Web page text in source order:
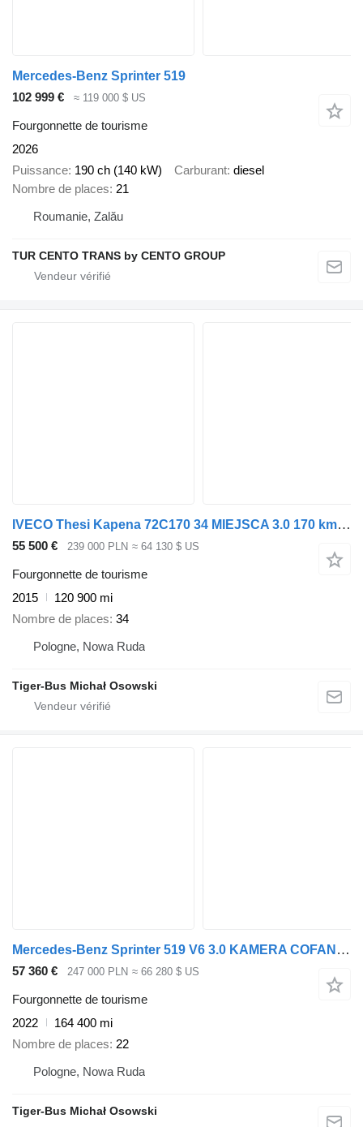
Mercedes-Benz Sprinter 519
102 999 €
≈ 119 000 $ US
Fourgonnette de tourisme
2026
Puissance 190 ch (140 kW) Carburant diesel
Nombre de places 21
Roumanie, Zalău
TUR CENTO TRANS by CENTO GROUP
IVECO Thesi Kapena 72C170 34 MIEJSCA 3.0 170 km €6
55 500 € 239 000 PLN ≈ 64 130 $ US
Fourgonnette de tourisme
2015
120 900 mi
Nombre de places 34
Pologne, Nowa Ruda
Tiger-Bus Michał Osowski
Mercedes-Benz Sprinter 519 V6 3.0 KAMERA COFANIA, ROZSUWANE FOTELE
57 360 € 247 000 PLN ≈ 66 280 $ US
Fourgonnette de tourisme
2022
164 400 mi
Nombre de places 22
Pologne, Nowa Ruda
Tiger-Bus Michał Osowski